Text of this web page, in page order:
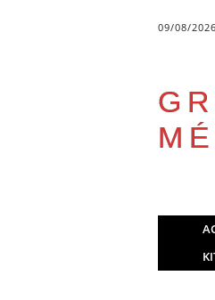
09/08/2026